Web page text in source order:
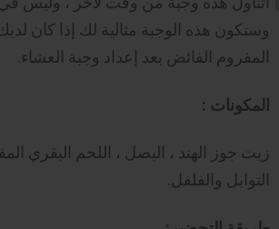
وستكون هذه الوجبة مثالية لك إذا كان
المفروم الفائض بعد إعداد وجبة العشاء.
المكونات :
زيت جوز الهند ، البصل ، اللحم البقري
التوابل والفلفل.